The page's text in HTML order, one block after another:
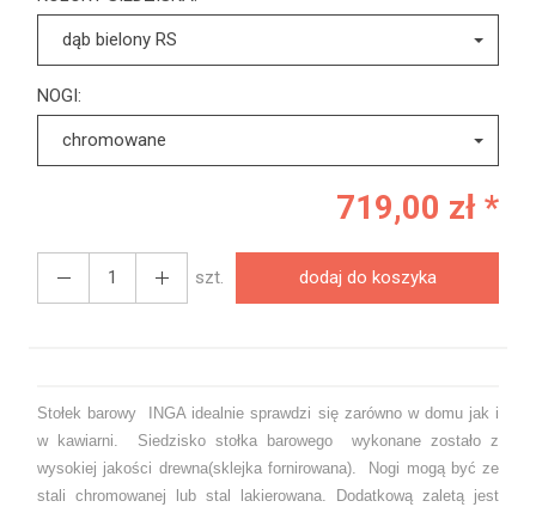
dąb bielony RS
NOGI:
chromowane
719,00 zł *
szt. dodaj do koszyka
Stołek barowy INGA idealnie sprawdzi się zarówno w domu jak i
w kawiarni. Siedzisko stołka barowego wykonane zostało z
wysokiej jakości drewna(sklejka fornirowana). Nogi mogą być ze
stali chromowanej lub stal lakierowana. Dodatkową zaletą jest